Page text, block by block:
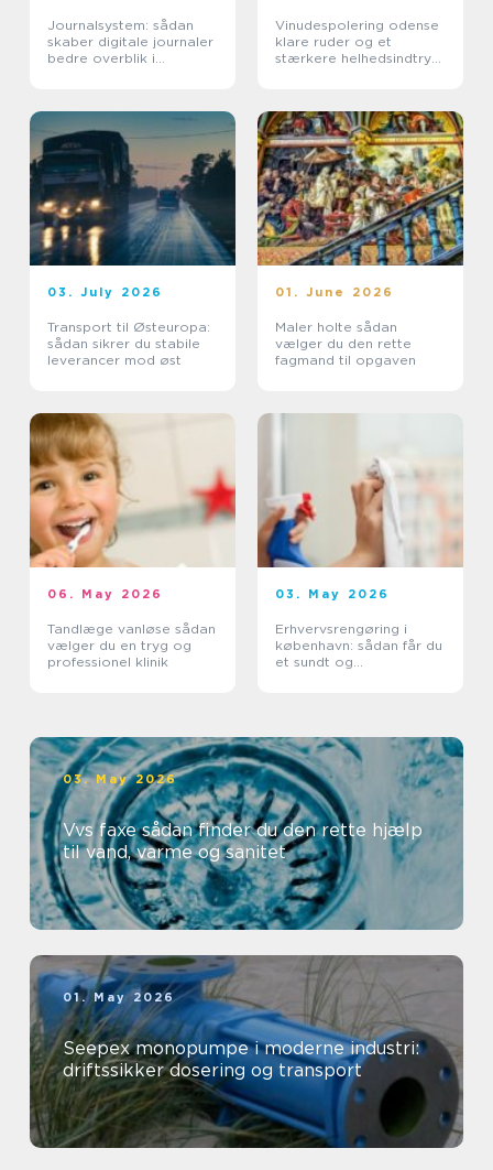
Journalsystem: sådan
skaber digitale journaler
bedre overblik i
Vinudespolering odense
klare ruder og et
stærkere helhedsindtryk
03. July 2026
Transport til Østeuropa:
sådan sikrer du stabile
leverancer mod øst
01. June 2026
Maler holte sådan
vælger du den rette
fagmand til opgaven
06. May 2026
Tandlæge vanløse sådan
vælger du en tryg og
professionel klinik
03. May 2026
Erhvervsrengøring i
københavn: sådan får du
et sundt og
03. May 2026
Vvs faxe sådan finder du den rette hjælp
til vand, varme og sanitet
01. May 2026
Seepex monopumpe i moderne industri:
driftssikker dosering og transport